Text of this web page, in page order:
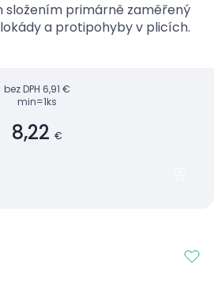
složením primárně zaměřený
a protipohyby v plicích.
bez DPH 6,91 €
min=1ks
8,22 €